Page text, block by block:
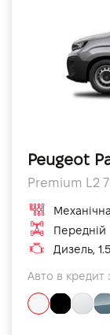
Peugeot
Premium L2
Механічна
Передній
Дизель,
Авто в кредит